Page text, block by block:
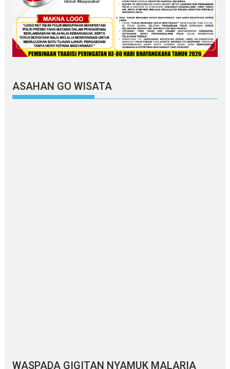
ASAHAN GO WISATA
WASPADA GIGITAN NYAMUK MALARIA